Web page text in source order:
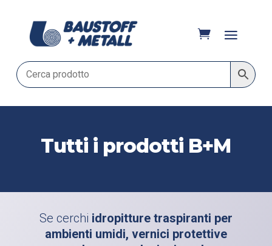
Tutti i prodotti B+M
Se cerchi idropitture traspiranti per
ambienti umidi, vernici protettive